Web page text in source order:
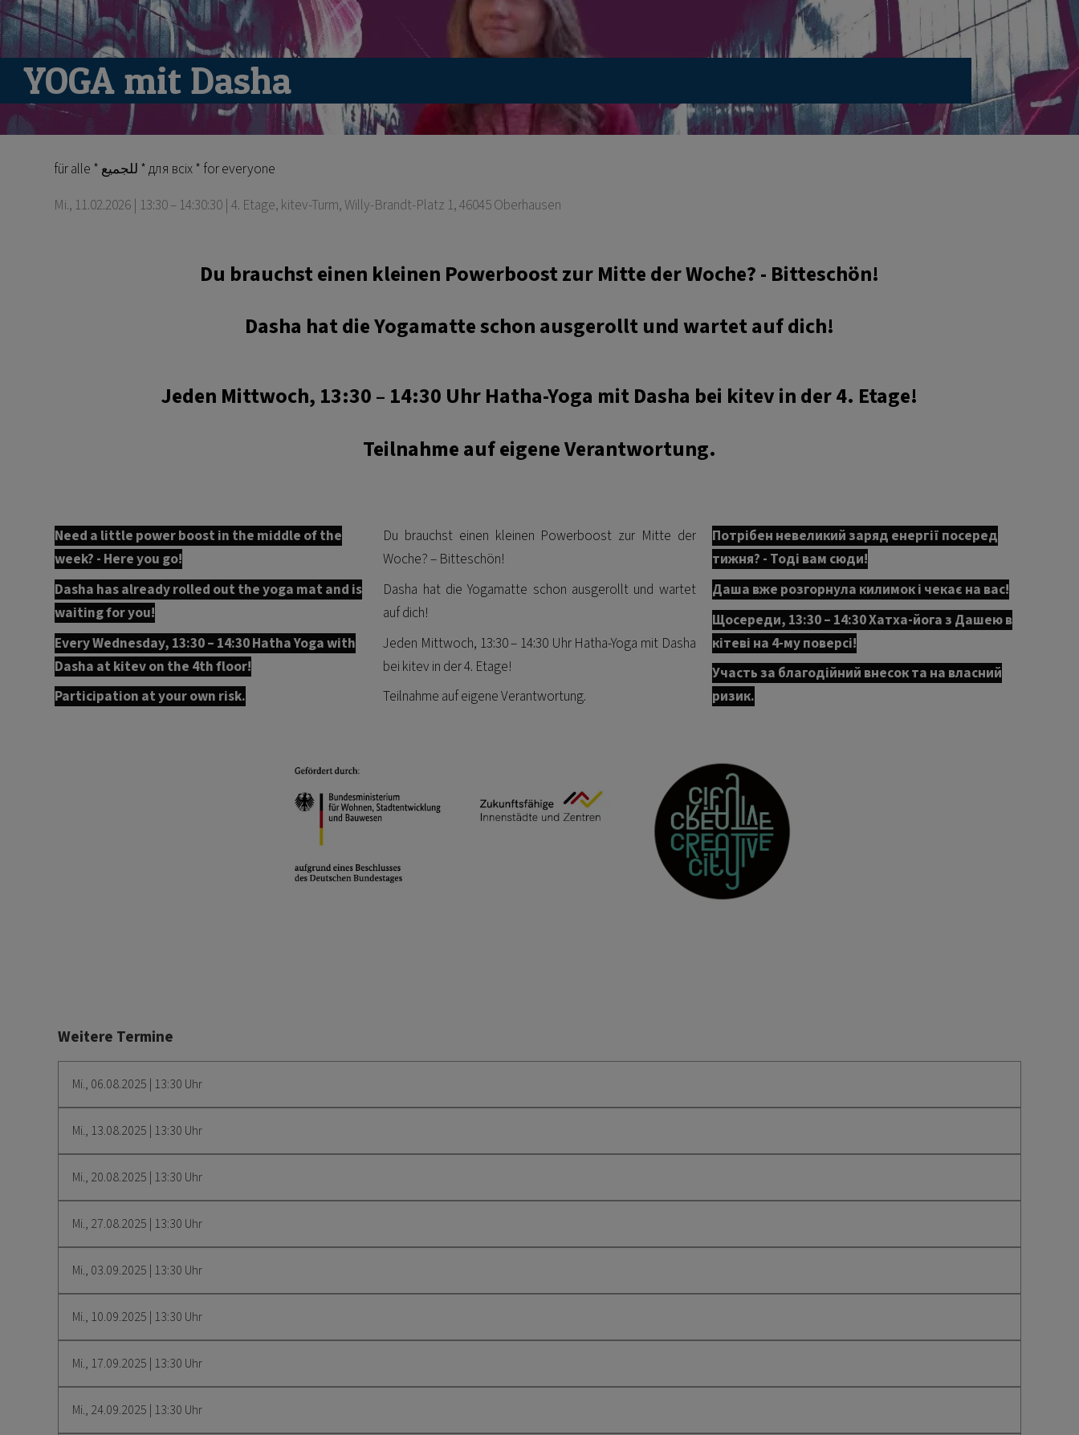
YOGA mit Dasha
für alle * للجميع * для всіх * for everyone
Mi., 11.02.2026 | 13:30 – 14:30:30 | 4. Etage, kitev-Turm, Willy-Brandt-Platz 1, 46045 Oberhausen
Du brauchst einen kleinen Powerboost zur Mitte der Woche? - Bitteschön!
Dasha hat die Yogamatte schon ausgerollt und wartet auf dich!
Jeden Mittwoch, 13:30 – 14:30 Uhr Hatha-Yoga mit Dasha bei kitev in der 4. Etage!
Teilnahme auf eigene Verantwortung.
Need a little power boost in the middle of the
week? - Here you go!
Dasha has already rolled out the yoga mat and is
waiting for you!
Every Wednesday, 13:30 – 14:30 Hatha Yoga with
Dasha at kitev on the 4th floor!
Participation at your own risk.
Du brauchst einen kleinen Powerboost zur Mitte der
Woche? – Bitteschön!
Dasha hat die Yogamatte schon ausgerollt und wartet
auf dich!
Jeden Mittwoch, 13:30 – 14:30 Uhr Hatha-Yoga mit Dasha
bei kitev in der 4. Etage!
Teilnahme auf eigene Verantwortung.
Потрібен невеликий заряд енергії посеред
тижня? - Тоді вам сюди!
Даша вже розгорнула килимок і чекає на вас!
Щосереди, 13:30 – 14:30 Хатха-йога з Дашею в
кітеві на 4-му поверсі!
Участь за благодійний внесок та на власний
ризик.
Weitere Termine
Mi., 06.08.2025 | 13:30 Uhr
Mi., 13.08.2025 | 13:30 Uhr
Mi., 20.08.2025 | 13:30 Uhr
Mi., 27.08.2025 | 13:30 Uhr
Mi., 03.09.2025 | 13:30 Uhr
Mi., 10.09.2025 | 13:30 Uhr
Mi., 17.09.2025 | 13:30 Uhr
Mi., 24.09.2025 | 13:30 Uhr